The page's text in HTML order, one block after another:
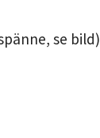
se bild)